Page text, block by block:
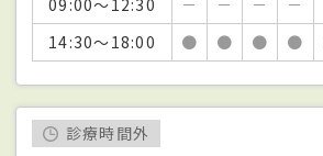
14:30～18:00
● ● ● ●
診療時間外